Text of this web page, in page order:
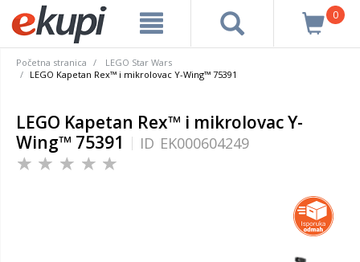
0
Početna stranica
LEGO Star Wars
LEGO Kapetan Rex™ i mikrolovac Y-Wing™ 75391
LEGO Kapetan Rex™ i mikrolovac Y-
Wing™ 75391
ID EK000604249